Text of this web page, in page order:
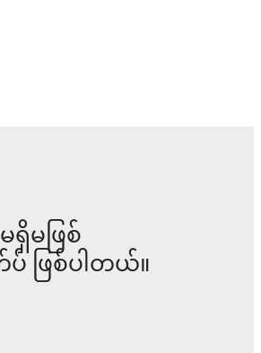
ရှိမဖြစ်
ဖြစ်ပါတယ်။